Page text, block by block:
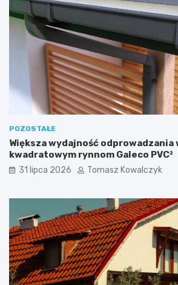
POZOSTAŁE
Większa wydajność odprowadzania
kwadratowym rynnom Galeco PVC²
31 lipca 2026 Tomasz Kowalczyk